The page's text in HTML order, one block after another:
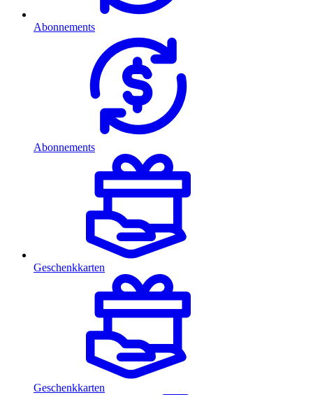
Abonnements
Abonnements
Geschenkkarten
Geschenkkarten